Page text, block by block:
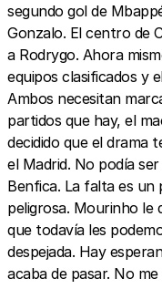
segundo gol de
Gonzalo. El centro de
a Rodrygo. Ahora
equipos clasificados y
Ambos necesitan
partidos que hay, el
decidido que el drama
el Madrid. No podía
Benfica. La falta es un
peligrosa. Mourinho le
que todavía les
despejada. Hay
acaba de pasar. No